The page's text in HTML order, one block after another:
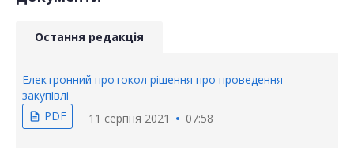
Остання редакція
Електронний протокол рішення про проведення
закупівлі
description PDF 11 серпня 2021 07:58